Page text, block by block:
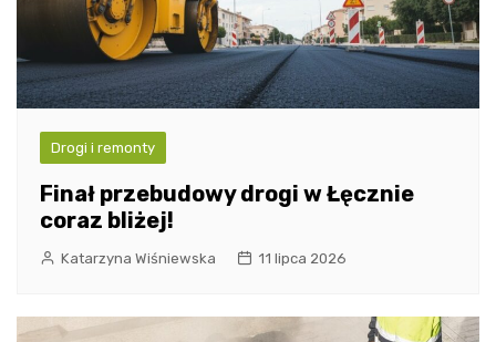
Drogi i remonty
Finał przebudowy drogi w Łęcznie
coraz bliżej!
Katarzyna Wiśniewska 11 lipca 2026